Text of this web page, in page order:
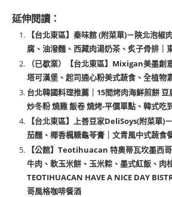
延伸閱讀：
【台北東區】秦味館 (附菜單)－陝北泡椒
腐、油潑麵、西藏肉湯奶茶、炙子骨排｜
（已歇業）【台北東區】Mixigan美墨創
塔可漢堡、起司通心粉美式蔬食、全植物
台北韓國料理推薦｜15間烤肉海鮮煎餅
炒冬粉 燒雞 飯卷 燒烤-平價單點、韓式吃
【台北東區】上善豆家DeliSoys(附菜單)
茄麵、椰香楓糖龜苓膏｜文青風中式蔬食
【公館】Teotihuacan 特奧蒂瓦坎墨西
牛肉、軟玉米餅、玉米粽、墨式紅飯、肉
TEOTIHUACAN HAVE A NICE DAY
哥風格咖啡餐酒